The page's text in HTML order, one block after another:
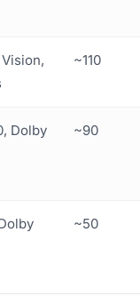
~110
Dolby
~90
~50